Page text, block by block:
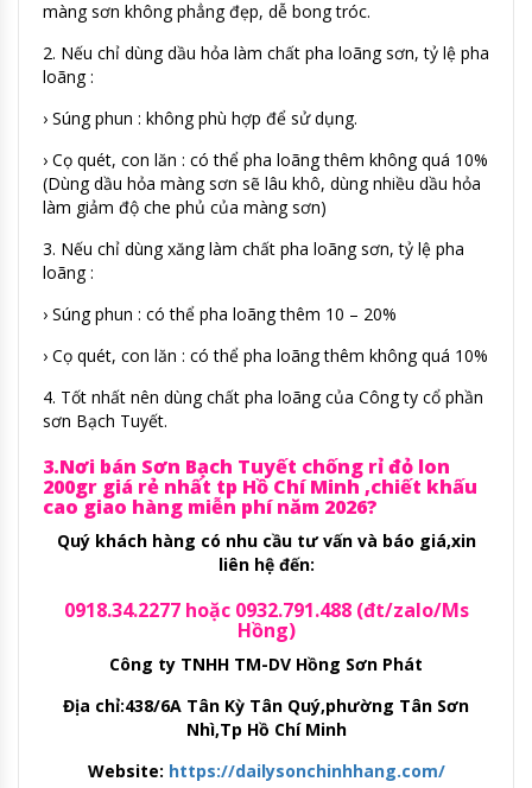
màng sơn không phẳng đẹp, dễ bong tróc.
2. Nếu chỉ dùng dầu hỏa làm chất pha loãng sơn, tỷ lệ pha
loãng :
› Súng phun : không phù hợp để sử dụng.
› Cọ quét, con lăn : có thể pha loãng thêm không quá 10%
(Dùng dầu hỏa màng sơn sẽ lâu khô, dùng nhiều dầu hỏa
làm giảm độ che phủ của màng sơn)
3. Nếu chỉ dùng xăng làm chất pha loãng sơn, tỷ lệ pha
loãng :
› Súng phun : có thể pha loãng thêm 10 – 20%
› Cọ quét, con lăn : có thể pha loãng thêm không quá 10%
4. Tốt nhất nên dùng chất pha loãng của Công ty cổ phần
sơn Bạch Tuyết.
3.Nơi bán Sơn Bạch Tuyết chống rỉ đỏ lon
200gr giá rẻ nhất tp Hồ Chí Minh ,chiết khấu
cao giao hàng miễn phí năm 2026?
Quý khách hàng có nhu cầu tư vấn và báo giá,xin
liên hệ đến:
0918.34.2277 hoặc 0932.791.488 (đt/zalo/Ms
Hồng)
Công ty TNHH TM-DV Hồng Sơn Phát
Địa chỉ:438/6A Tân Kỳ Tân Quý,phường Tân Sơn
Nhì,Tp Hồ Chí Minh
Website: https://dailysonchinhhang.com/